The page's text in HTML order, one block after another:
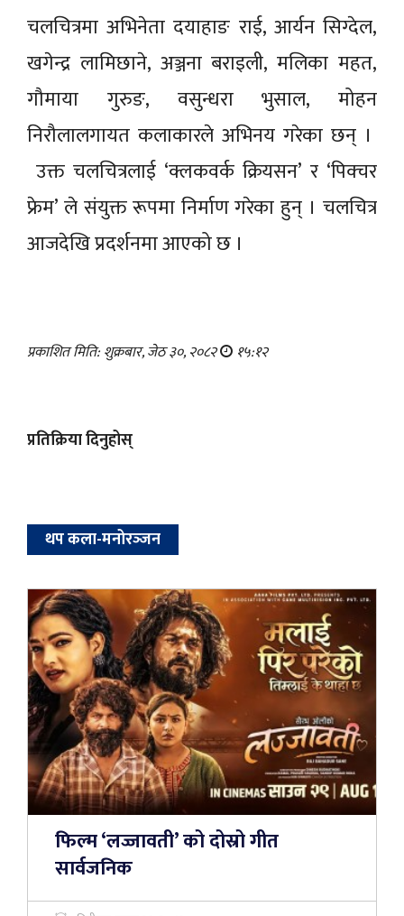
चलचित्रमा अभिनेता दयाहाङ राई, आर्यन सिग्देल,
खगेन्द्र लामिछाने, अञ्जना बराइली, मलिका महत,
गौमाया गुरुङ, वसुन्धरा भुसाल, मोहन
निरौलालगायत कलाकारले अभिनय गरेका छन् ।
उक्त चलचित्रलाई ‘क्लकवर्क क्रियसन’ र ‘पिक्चर
फ्रेम’ ले संयुक्त रूपमा निर्माण गरेका हुन् । चलचित्र
आजदेखि प्रदर्शनमा आएको छ ।
प्रकाशित मिति: शुक्रबार, जेठ ३०, २०८२ १५:१२
प्रतिक्रिया दिनुहोस्
थप कला-मनोरञ्‍जन
फिल्म ‘लज्जावती’ को दोस्रो गीत
सार्वजनिक